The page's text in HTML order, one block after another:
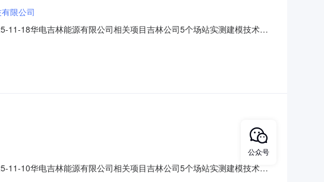
限公司
18华电吉林能源有限公司相关项目吉林公司5个场站实测建模技术改
光伏发电有限公司、华电新能乾安光伏发电有限公司地址：吉林省长春
10华电吉林能源有限公司相关项目吉林公司5个场站实测建模技术改
公众号